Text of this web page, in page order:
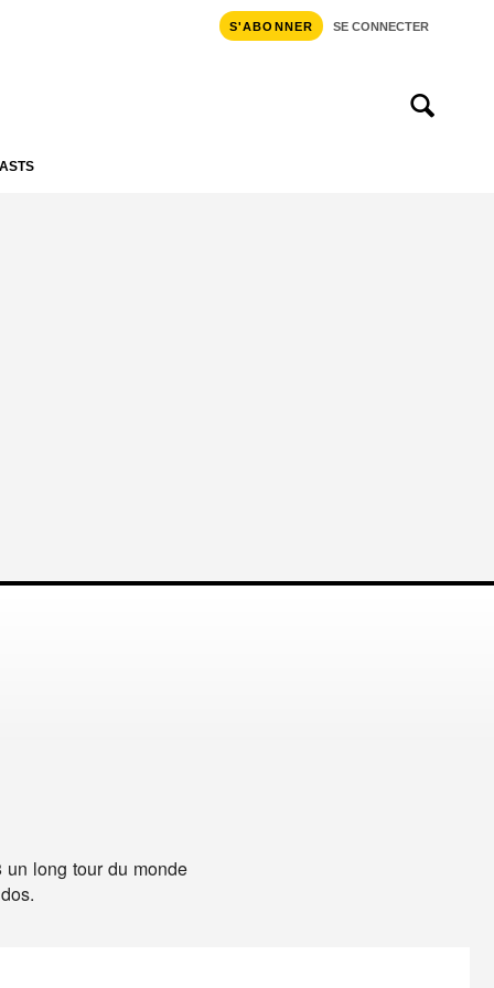
S'ABONNER SE CONNECTER
un long tour du monde